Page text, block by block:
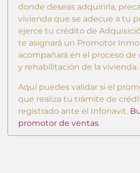
donde deseas adquirirla,
vivienda que se adecue a tu
ejerce tu crédito de
te asignará un Promotor
acompañará en el proceso de
y rehabilitación de la vivienda.
Aquí puedes validar si el
que realiza tu trámite de
registrado ante el Infonavit.
promotor de ventas.